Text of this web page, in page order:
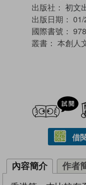
出版社： 初文
出版日期：
國際書號：
叢書： 本創人
借
內容簡介 作者